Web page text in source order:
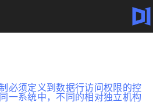
必须定义到数据行访问权限的控
一系统中，不同的相对独立机构